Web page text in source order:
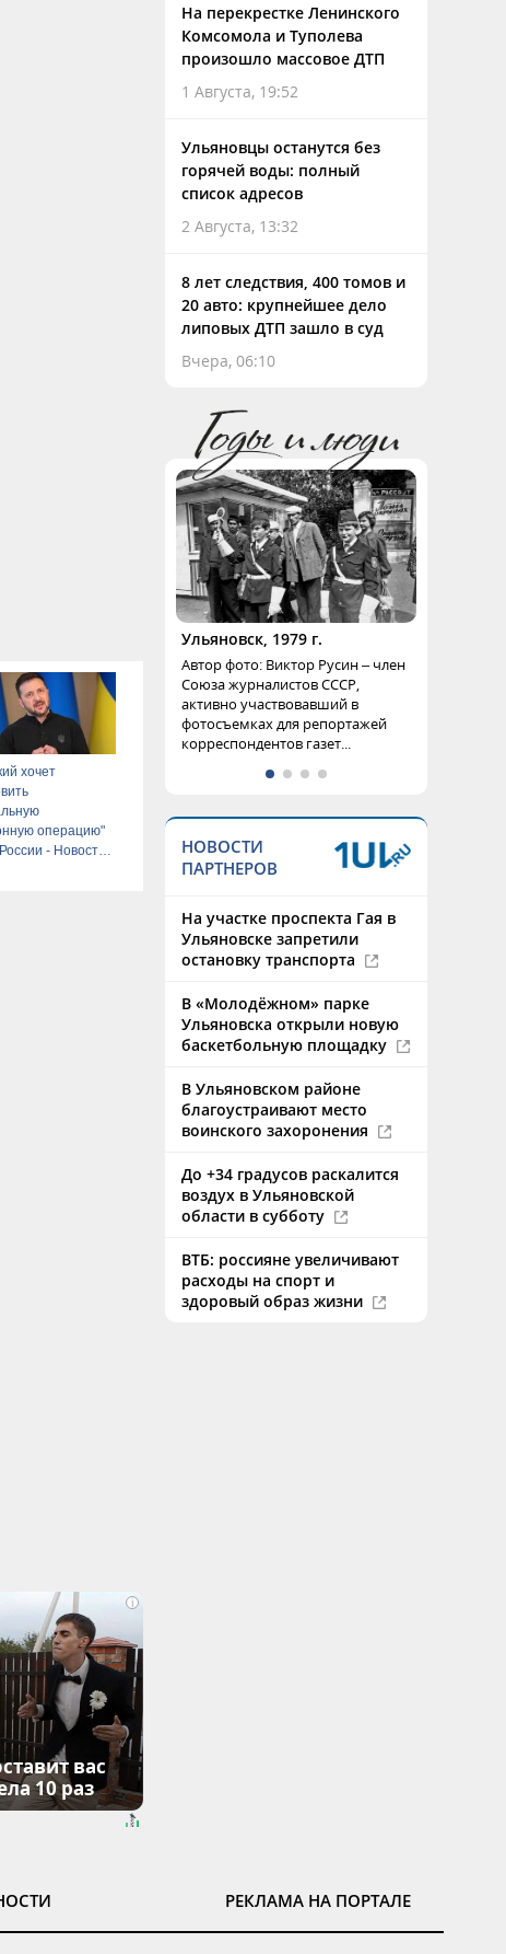
хочет
операцию"
- Новости
i
вас
10 раз
На перекрестке Ленинского
Комсомола и Туполева
произошло массовое ДТП
1 Августа, 19:52
Ульяновцы останутся без
горячей воды: полный
список адресов
2 Августа, 13:32
8 лет следствия, 400 томов и
20 авто: крупнейшее дело
липовых ДТП зашло в суд
Вчера, 06:10
Ульяновск, 1979 г.
Автор фото: Виктор Русин – член
Союза журналистов СССР,
активно участвовавший в
фотосъемках для репортажей
корреспондентов газет...
НОВОСТИ
ПАРТНЕРОВ
На участке проспекта Гая в
Ульяновске запретили
остановку транспорта
В «Молодёжном» парке
Ульяновска открыли новую
баскетбольную площадку
В Ульяновском районе
благоустраивают место
воинского захоронения
До +34 градусов раскалится
воздух в Ульяновской
области в субботу
ВТБ: россияне увеличивают
расходы на спорт и
здоровый образ жизни
РЕКЛАМА НА ПОРТАЛЕ